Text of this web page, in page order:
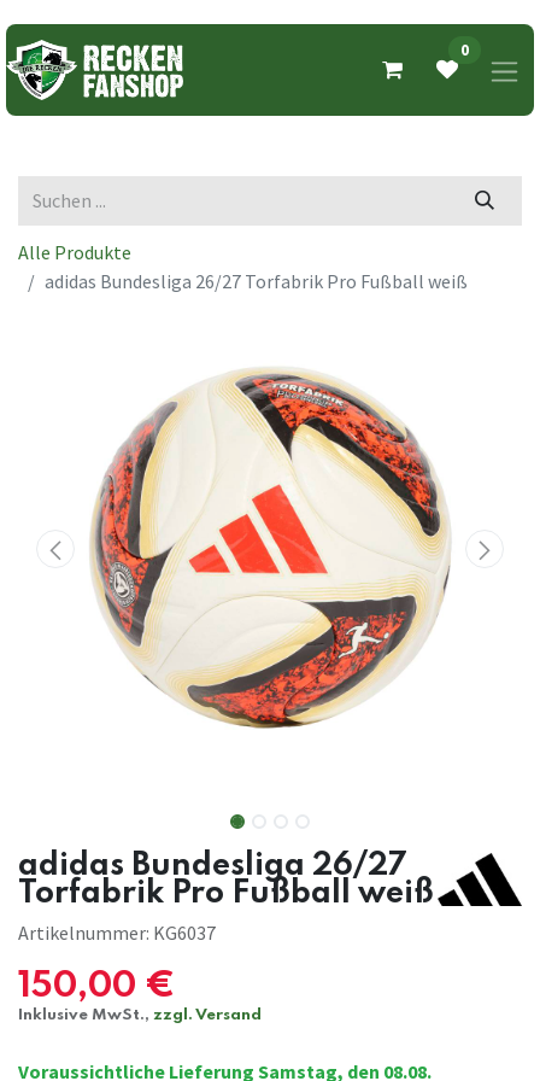
0
Alle Produkte
adidas Bundesliga 26/27 Torfabrik Pro Fußball weiß
adidas Bundesliga 26/27
Torfabrik Pro Fußball weiß
Artikelnummer: KG6037
150,00 €
Inklusive MwSt., zzgl. Versand
Voraussichtliche Lieferung Samstag, den 08.08.